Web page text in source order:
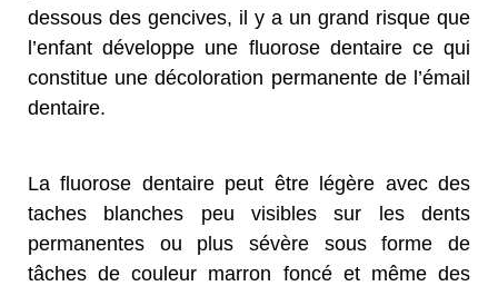
dessous des gencives, il y a un grand risque que
l’enfant développe une fluorose dentaire ce qui
constitue une décoloration permanente de l’émail
dentaire.
La fluorose dentaire peut être légère avec des
taches blanches peu visibles sur les dents
permanentes ou plus sévère sous forme de
tâches de couleur marron foncé et même des